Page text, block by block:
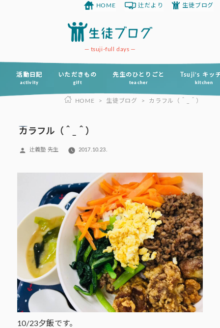
ツ
tsuji-full days
活動日記
activity
いただきもの
gift
先生のひとりごと
teacher
Tsuji’s キッ
kitchen
HOME 辻だより 生徒ブログ
HOME > 生徒ブログ > カラフル（＾_＾）
カラフル（＾_＾）
投
辻義塾 先生 2017.10.23.
10/23夕飯です。